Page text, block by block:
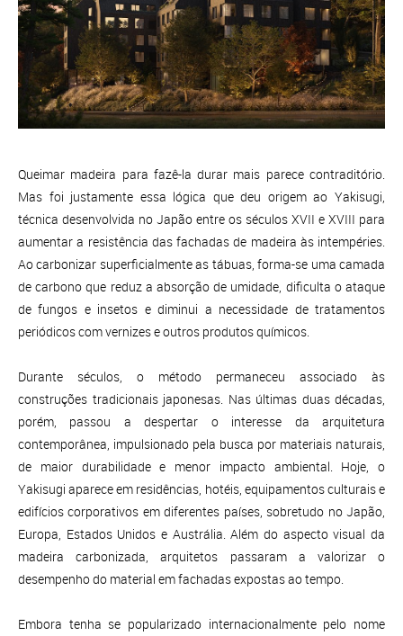
Queimar madeira para fazê-la durar mais parece contraditório.
Mas foi justamente essa lógica que deu origem ao Yakisugi,
técnica desenvolvida no Japão entre os séculos XVII e XVIII para
aumentar a resistência das fachadas de madeira às intempéries.
Ao carbonizar superficialmente as tábuas, forma-se uma camada
de carbono que reduz a absorção de umidade, dificulta o ataque
de fungos e insetos e diminui a necessidade de tratamentos
periódicos com vernizes e outros produtos químicos.
Durante séculos, o método permaneceu associado às
construções tradicionais japonesas. Nas últimas duas décadas,
porém, passou a despertar o interesse da arquitetura
contemporânea, impulsionado pela busca por materiais naturais,
de maior durabilidade e menor impacto ambiental. Hoje, o
Yakisugi aparece em residências, hotéis, equipamentos culturais e
edifícios corporativos em diferentes países, sobretudo no Japão,
Europa, Estados Unidos e Austrália. Além do aspecto visual da
madeira carbonizada, arquitetos passaram a valorizar o
desempenho do material em fachadas expostas ao tempo.
Embora tenha se popularizado internacionalmente pelo nome